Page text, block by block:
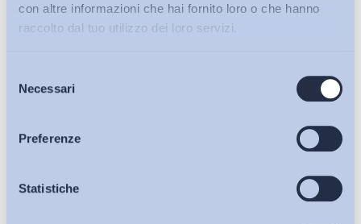
con altre informazioni che hai fornito loro o che hanno
raccolto dal tuo utilizzo dei loro servizi.
delNecessari
Preferenze
Statistiche
Bollettini ADAPT
Articoli
Osservatori
sulla pagina della